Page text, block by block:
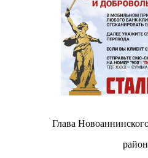
Глава